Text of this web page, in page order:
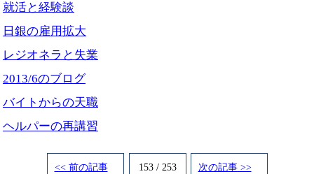
就活と経験談
日銀の雇用拡大
レジオネラと失業
2013/6のブログ
バイトからの天職
ヘルパーの再講習
<< 前の記事 153 / 253 次の記事 >>